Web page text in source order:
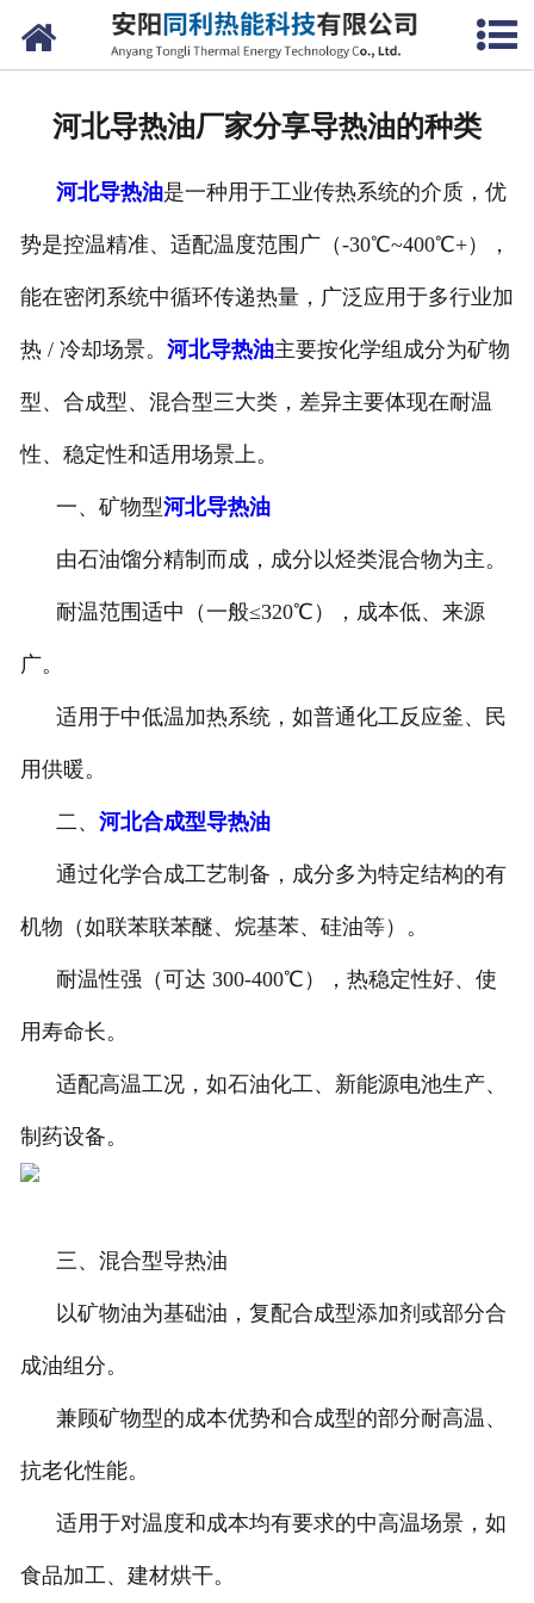
网站首页
河北导热油厂家分享导热油的种类
河北导热油是一种用于工业传热系统的介质，优
势是控温精准、适配温度范围广（-30℃~400℃+），
能在密闭系统中循环传递热量，广泛应用于多行业加
热 / 冷却场景。 河北导热油主要按化学组成分为矿物
型、合成型、混合型三大类，差异主要体现在耐温
性、稳定性和适用场景上。
一、矿物型河北导热油
由石油馏分精制而成，成分以烃类混合物为主。
耐温范围适中（一般≤320℃），成本低、来源
广。
适用于中低温加热系统，如普通化工反应釜、民
用供暖。
二、 河北合成型导热油
通过化学合成工艺制备，成分多为特定结构的有
机物（如联苯联苯醚、烷基苯、硅油等）。
耐温性强（可达 300-400℃），热稳定性好、使
用寿命长。
适配高温工况，如石油化工、新能源电池生产、
制药设备。
三、混合型导热油
以矿物油为基础油，复配合成型添加剂或部分合
成油组分。
兼顾矿物型的成本优势和合成型的部分耐高温、
抗老化性能。
适用于对温度和成本均有要求的中高温场景，如
食品加工、建材烘干。